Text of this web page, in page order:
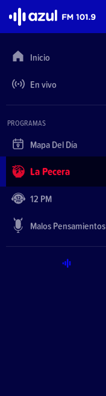
Azul FM 101.9
Inicio
En vivo
PROGRAMAS
Mapa Del Día
La Pecera
12 PM
Malos Pensamientos